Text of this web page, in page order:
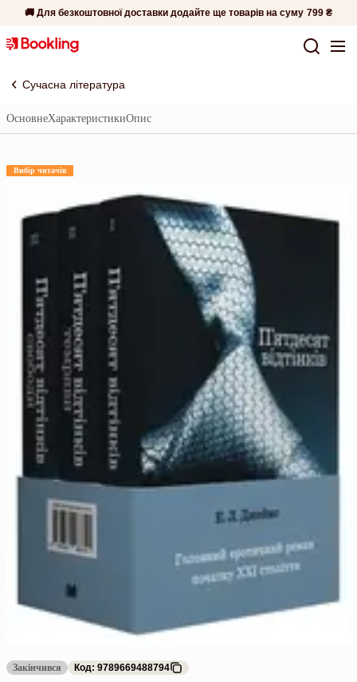
🚚 Для безкоштовної доставки додайте ще товарів на суму 799 ₴
Сучасна література
ОсновнеХарактеристикиОпис
Вибір читачів
Закінчився Код: 9789669488794